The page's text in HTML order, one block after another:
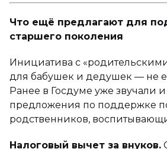
Что ещё предлагают для
старшего поколения
Инициатива с
для бабушек и дедушек — не
Ранее в Госдуме уже звучали
предложения по поддержке
родственников,
Налоговый вычет за внуков.